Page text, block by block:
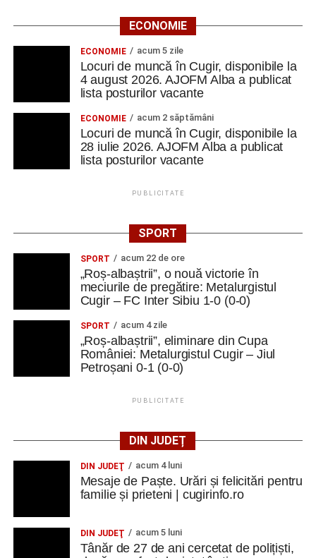
ECONOMIE
ECONOMIE acum 5 zile
Locuri de muncă în Cugir, disponibile la
4 august 2026. AJOFM Alba a publicat
lista posturilor vacante
ECONOMIE acum 2 săptămâni
Locuri de muncă în Cugir, disponibile la
28 iulie 2026. AJOFM Alba a publicat
lista posturilor vacante
PUBLICITATE
SPORT
SPORT acum 22 de ore
„Roș-albaștrii”, o nouă victorie în
meciurile de pregătire: Metalurgistul
Cugir – FC Inter Sibiu 1-0 (0-0)
SPORT acum 4 zile
„Roș-albaștrii”, eliminare din Cupa
României: Metalurgistul Cugir – Jiul
Petroșani 0-1 (0-0)
PUBLICITATE
DIN JUDEȚ
DIN JUDEŢ acum 4 luni
Mesaje de Paște. Urări și felicitări pentru
familie și prieteni | cugirinfo.ro
DIN JUDEŢ acum 5 luni
Tânăr de 27 de ani cercetat de polițiști,